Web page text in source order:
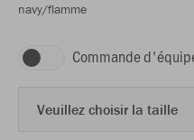
navy/flamme
Commande
Veuillez choisir la taille